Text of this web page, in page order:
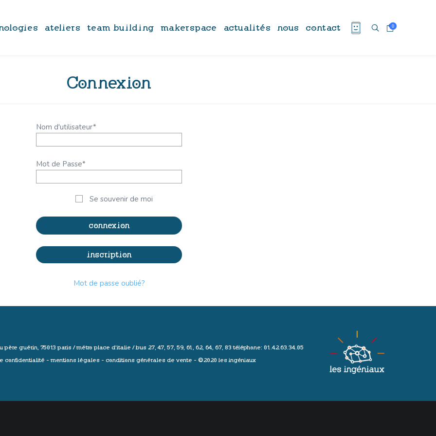
0
ateliers team building makerspace actualités nous contact
Connexion
Nom d'utilisateur*
Mot de Passe*
Se souvenir de moi
connexion
inscription
Mot de passe oublié?
père guérin, 75013 paris /métro place d'italie / bus 27, 47, 57, 59, 61, 62, 64, 67, 83 téléphone: 01.42.63.34.05
confidentialité -mentions légales - conditions générales de vente - ©2020 les ingéniaux